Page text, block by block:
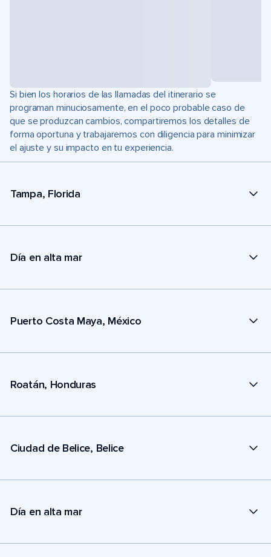
Si bien los horarios de las llamadas del itinerario se
programan minuciosamente, en el poco probable caso de
que se produzcan cambios, compartiremos los detalles de
forma oportuna y trabajaremos con diligencia para minimizar
el ajuste y su impacto en tu experiencia.
Tampa, Florida
Día en alta mar
Puerto Costa Maya, México
Roatán, Honduras
Ciudad de Belice, Belice
Día en alta mar